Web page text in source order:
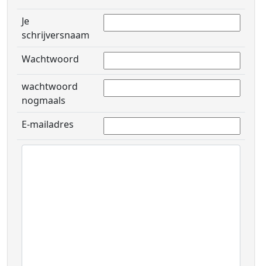
Je
schrijversnaam
Wachtwoord
wachtwoord
nogmaals
E-mailadres